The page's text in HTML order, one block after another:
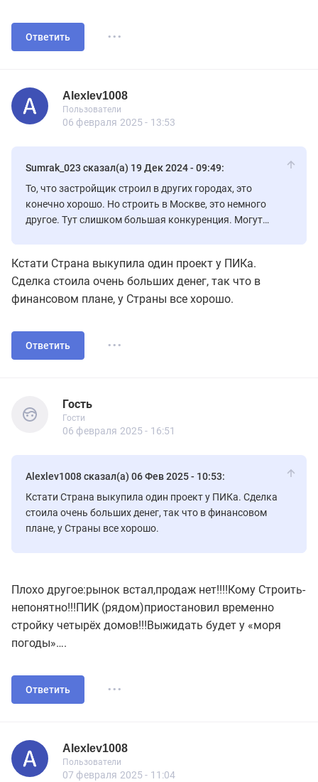
Ответить ...
Alexlev1008
Alexlev1008
Пользователи
Пользователь
Пользователи
30 сообщений
06 февраля 2025 - 13:53
Sumrak_023 сказал(а) 19 Дек 2024 - 09:49:
То, что застройщик строил в других городах, это
конечно хорошо. Но строить в Москве, это немного
другое. Тут слишком большая конкуренция. Могут
Кстати Страна выкупила один проект у ПИКа.
Сделка стоила очень больших денег, так что в
финансовом плане, у Страны все хорошо.
Ответить ...
Гость
Гость
Гости
Гости
06 февраля 2025 - 16:51
Alexlev1008 сказал(а) 06 Фев 2025 - 10:53:
Кстати Страна выкупила один проект у ПИКа. Сделка
стоила очень больших денег, так что в финансовом
плане, у Страны все хорошо.
Плохо другое:рынок встал,продаж нет!!!!Кому Строить-
непонятно!!!ПИК (рядом)приостановил временно
стройку четырёх домов!!!Выжидать будет у «моря
погоды»….
Ответить ...
Alexlev1008
Alexlev1008
Пользователи
Пользователь
Пользователи
30 сообщений
07 февраля 2025 - 11:04